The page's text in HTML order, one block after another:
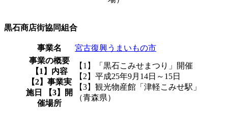
黒石商店街協同組合
事業名
宮古復興うまいもの市
事業の概要
【1】内容
【2】事業実
施日 【3】開
催場所
【1】「黒石こみせまつり」開催
【2】平成25年9月14日～15日
【3】観光物産館「津軽こみせ駅」
（青森県）